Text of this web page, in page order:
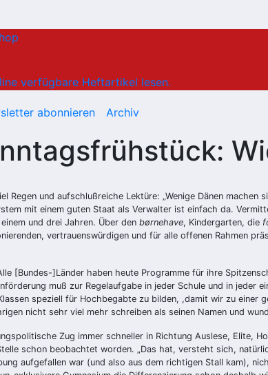
verfügbare Heftartikel lesen.
abonnieren Archiv
Regen und aufschlußreiche Lektüre: „Wenige Dänen
mit einem guten Staat als Verwalter ist einfach da.
und drei Jahren. Über den børnehave, Kindergarten, die
vertrauenswürdigen und für alle offenen Rahmen
[Bundes-]Länder haben heute Programme für ihre
muß zur Regelaufgabe in jeder Schule und in jeder
speziell für Hochbegabte zu bilden, ,damit wir zu einer
nicht sehr viel mehr schreiben als seinen Namen und
Zug immer schneller in Richtung Auslese, Elite,
schon beobachtet worden. „Das hat, versteht sich,
aufgefallen war (und also aus dem richtigen Stall kam),